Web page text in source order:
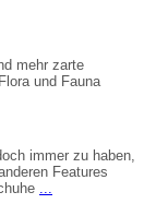
mehr zarte
und Fauna
immer zu haben,
Features